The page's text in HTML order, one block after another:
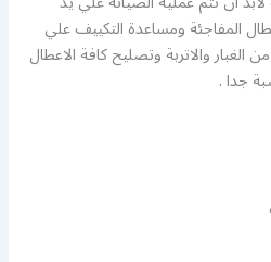
المفاجئة ومساعدة التكييف علي
الغبار والاتربة وتصليح كافة الاعطال
جدا .